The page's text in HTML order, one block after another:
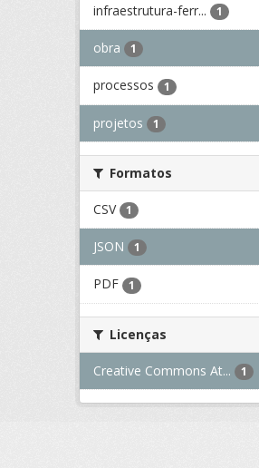
infraestrutura-ferr... 1
obra 1
processos 1
projetos 1
Formatos
CSV 1
JSON 1
PDF 1
Licenças
Creative Commons At... 1